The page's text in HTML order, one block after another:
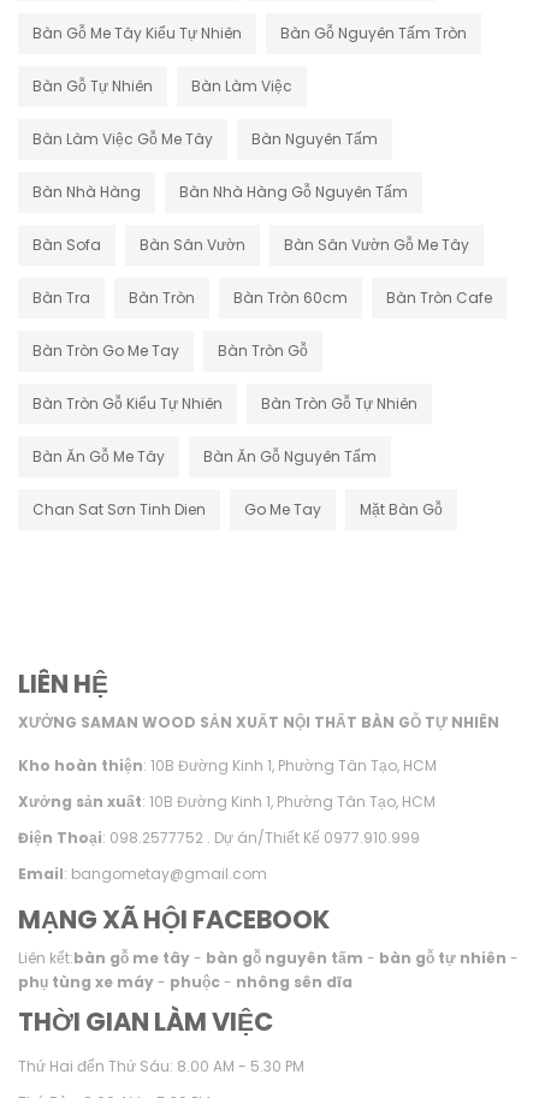
Bàn Gỗ Me Tây Kiểu Tự Nhiên Bàn Gỗ Nguyên Tấm Tròn
Bàn Gỗ Tự Nhiên Bàn Làm Việc
Bàn Làm Việc Gỗ Me Tây Bàn Nguyên Tấm
Bàn Nhà Hàng Bàn Nhà Hàng Gỗ Nguyên Tấm
Bàn Sofa Bàn Sân Vườn Bàn Sân Vườn Gỗ Me Tây
Bàn Tra Bàn Tròn Bàn Tròn 60cm Bàn Tròn Cafe
Bàn Tròn Go Me Tay Bàn Tròn Gỗ
Bàn Tròn Gỗ Kiểu Tự Nhiên Bàn Tròn Gỗ Tự Nhiên
Bàn Ăn Gỗ Me Tây Bàn Ăn Gỗ Nguyên Tấm
Chan Sat Sơn Tinh Dien Go Me Tay Mặt Bàn Gỗ
LIÊN HỆ
XƯỞNG SAMAN WOOD SẢN XUẤT NỘI THẤT BÀN GỖ TỰ NHIÊN
Kho hoàn thiện: 10B Đường Kinh 1, Phường Tân Tạo, HCM
Xưởng sản xuất: 10B Đường Kinh 1, Phường Tân Tạo, HCM
Điện Thoại: 098.2577752 . Dự án/Thiết Kế 0977.910.999
Email: bangometay@gmail.com
MẠNG XÃ HỘI FACEBOOK
Liên kết:bàn gỗ me tây- bàn gỗ nguyên tấm - bàn gỗ tự nhiên -
phụ tùng xe máy- phuộc- nhông sên dĩa
THỜI GIAN LÀM VIỆC
Thứ Hai đến Thứ Sáu: 8.00 AM - 5.30 PM